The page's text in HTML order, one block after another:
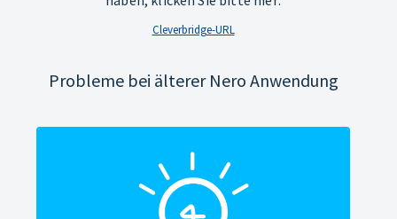
Cleverbridge-URL
Probleme bei älterer Nero Anwendung